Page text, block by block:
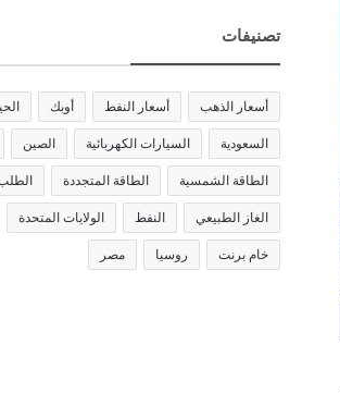
تصنيفات
أسعار الذهب أسعار النفط أوبك
السعودية السيارات الكهربائية الصين
الطاقة الشمسية الطاقة المتجددة
الغاز الطبيعي النفط الولايات المتحدة
خام برنت روسيا مصر